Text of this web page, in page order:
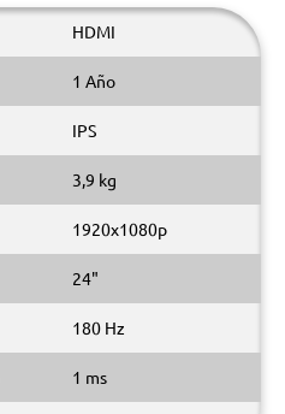
HDMI
1 Año
IPS
3,9 kg
1920x1080p
24"
180 Hz
1 ms